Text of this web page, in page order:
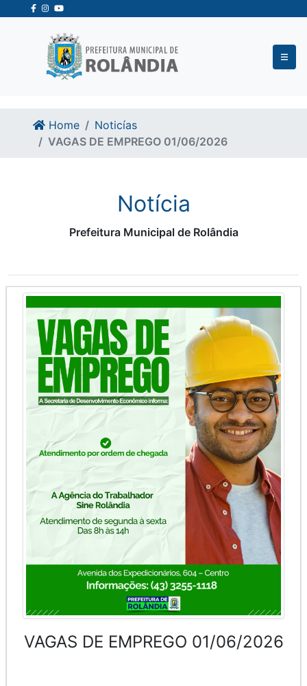
Ir para o conteudo
Ir para o fim do conteudo
Home
Noticías
VAGAS DE EMPREGO 01/06/2026
Notícia
Prefeitura Municipal de Rolândia
VAGAS DE EMPREGO 01/06/2026